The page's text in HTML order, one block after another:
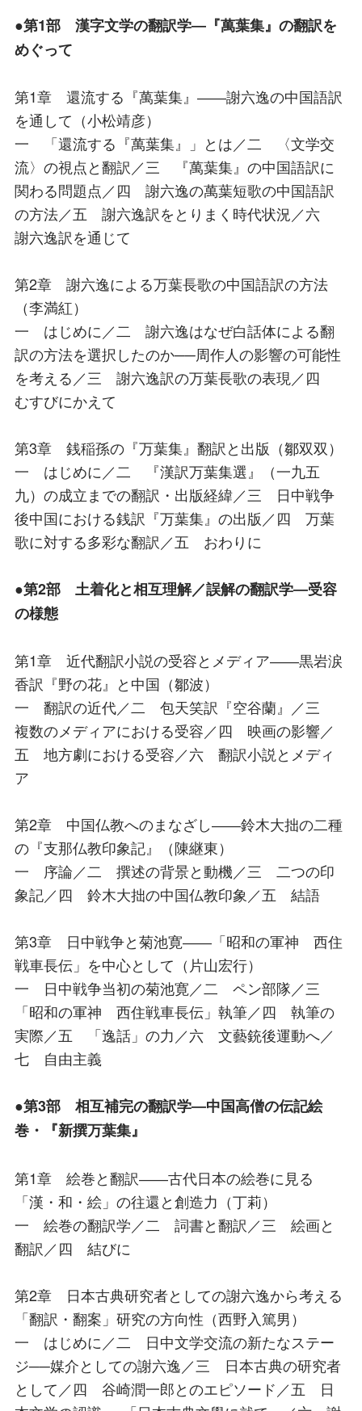
●第1部 漢字文学の翻訳学―『萬葉集』の翻訳を
めぐって
第1章 還流する『萬葉集』――謝六逸の中国語訳
を通して（小松靖彦）
一 「還流する『萬葉集』」とは／二 〈文学交
流〉の視点と翻訳／三 『萬葉集』の中国語訳に
関わる問題点／四 謝六逸の萬葉短歌の中国語訳
の方法／五 謝六逸訳をとりまく時代状況／六
謝六逸訳を通じて
第2章 謝六逸による万葉長歌の中国語訳の方法
（李満紅）
一 はじめに／二 謝六逸はなぜ白話体による翻
訳の方法を選択したのか──周作人の影響の可能性
を考える／三 謝六逸訳の万葉長歌の表現／四
むすびにかえて
第3章 銭稲孫の『万葉集』翻訳と出版（鄒双双）
一 はじめに／二 『漢訳万葉集選』（一九五
九）の成立までの翻訳・出版経緯／三 日中戦争
後中国における銭訳『万葉集』の出版／四 万葉
歌に対する多彩な翻訳／五 おわりに
●第2部 土着化と相互理解／誤解の翻訳学―受容
の様態
第1章 近代翻訳小説の受容とメディア――黒岩涙
香訳『野の花』と中国（鄒波）
一 翻訳の近代／二 包天笑訳『空谷蘭』／三
複数のメディアにおける受容／四 映画の影響／
五 地方劇における受容／六 翻訳小説とメディ
ア
第2章 中国仏教へのまなざし――鈴木大拙の二種
の『支那仏教印象記』（陳継東）
一 序論／二 撰述の背景と動機／三 二つの印
象記／四 鈴木大拙の中国仏教印象／五 結語
第3章 日中戦争と菊池寛――「昭和の軍神 西住
戦車長伝」を中心として（片山宏行）
一 日中戦争当初の菊池寛／二 ペン部隊／三
「昭和の軍神 西住戦車長伝」執筆／四 執筆の
実際／五 「逸話」の力／六 文藝銃後運動へ／
七 自由主義
●第3部 相互補完の翻訳学―中国高僧の伝記絵
巻・『新撰万葉集』
第1章 絵巻と翻訳――古代日本の絵巻に見る
「漢・和・絵」の往還と創造力（丁莉）
一 絵巻の翻訳学／二 詞書と翻訳／三 絵画と
翻訳／四 結びに
第2章 日本古典研究者としての謝六逸から考える
「翻訳・翻案」研究の方向性（西野入篤男）
一 はじめに／二 日中文学交流の新たなステー
ジ──媒介としての謝六逸／三 日本古典の研究者
として／四 谷崎潤一郎とのエピソード／五 日